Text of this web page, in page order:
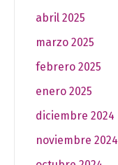
abril 2025
marzo 2025
febrero 2025
enero 2025
diciembre 2024
noviembre 2024